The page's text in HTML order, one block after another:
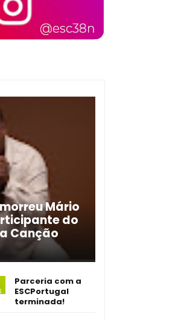
Mário
do
Canção
Parceria com a
ESCPortugal
terminada!